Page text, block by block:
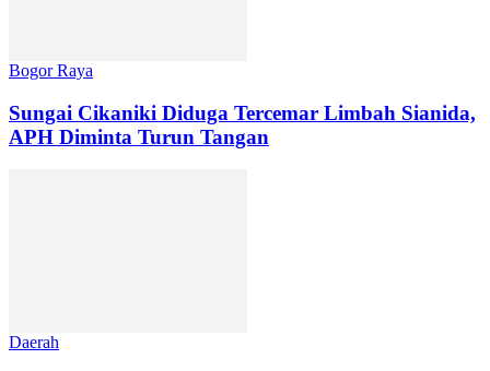
Bogor Raya
Sungai Cikaniki Diduga Tercemar Limbah Sianida,
APH Diminta Turun Tangan
Daerah